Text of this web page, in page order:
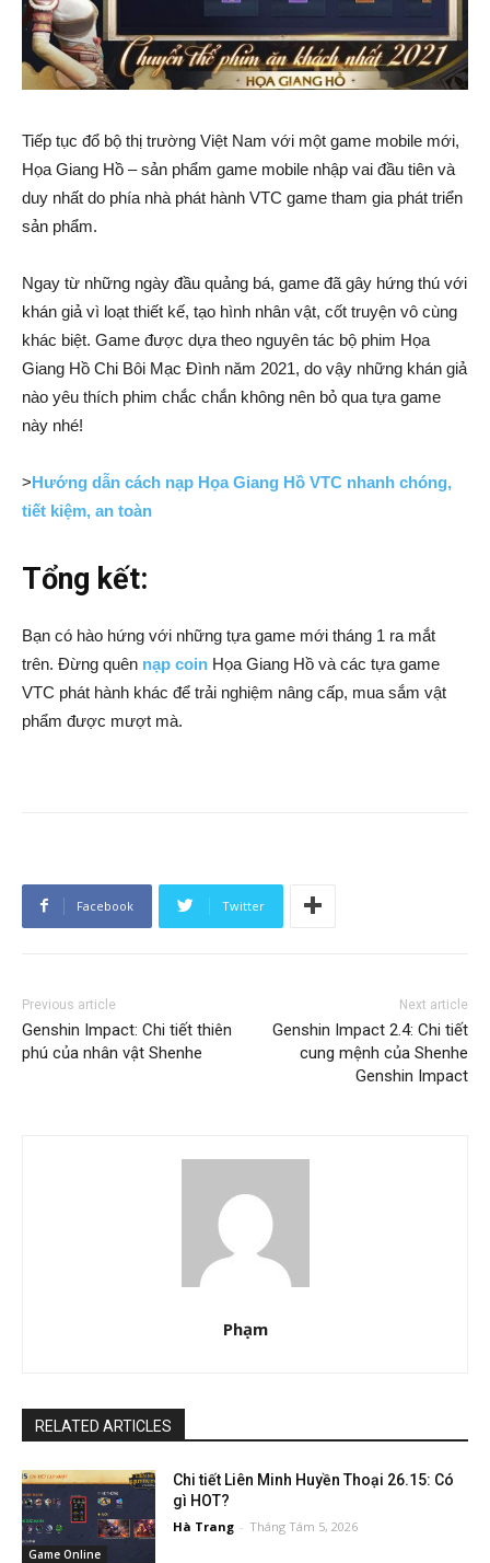
Tiếp tục đổ bộ thị trường Việt Nam với một game mobile mới,
Họa Giang Hồ – sản phẩm game mobile nhập vai đầu tiên và
duy nhất do phía nhà phát hành VTC game tham gia phát triển
sản phẩm.
Ngay từ những ngày đầu quảng bá, game đã gây hứng thú với
khán giả vì loạt thiết kế, tạo hình nhân vật, cốt truyện vô cùng
khác biệt. Game được dựa theo nguyên tác bộ phim Họa
Giang Hồ Chi Bôi Mạc Đình năm 2021, do vậy những khán giả
nào yêu thích phim chắc chắn không nên bỏ qua tựa game
này nhé!
>Hướng dẫn cách nạp Họa Giang Hồ VTC nhanh chóng,
tiết kiệm, an toàn
Tổng kết:
Bạn có hào hứng với những tựa game mới tháng 1 ra mắt
trên. Đừng quên nạp coin Họa Giang Hồ và các tựa game
VTC phát hành khác để trải nghiệm nâng cấp, mua sắm vật
phẩm được mượt mà.
Facebook Twitter
Previous article
Genshin Impact: Chi tiết thiên
phú của nhân vật Shenhe
Next article
Genshin Impact 2.4: Chi tiết
cung mệnh của Shenhe
Genshin Impact
Phạm
RELATED ARTICLES
Game Online
Chi tiết Liên Minh Huyền Thoại 26.15: Có
gì HOT?
Hà Trang - Tháng Tám 5, 2026